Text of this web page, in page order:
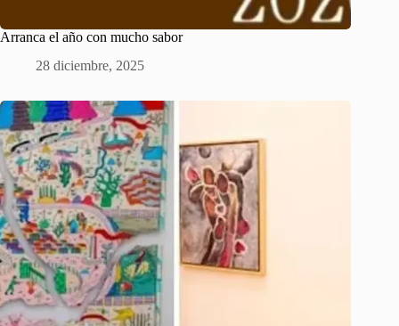
Arranca el año con mucho sabor
28 diciembre, 2025